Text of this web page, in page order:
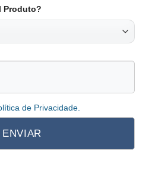
Produto?
de Privacidade.